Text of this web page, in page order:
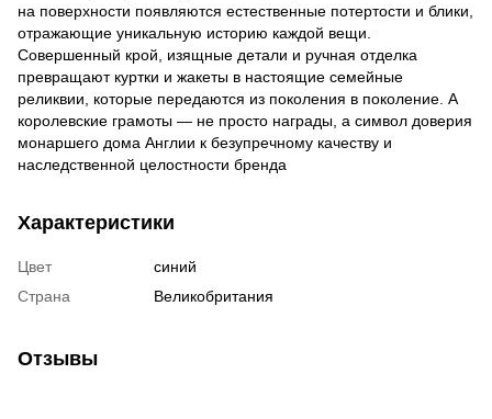
на поверхности появляются естественные потертости и блики,
отражающие уникальную историю каждой вещи.
Совершенный крой, изящные детали и ручная отделка
превращают куртки и жакеты в настоящие семейные
реликвии, которые передаются из поколения в поколение. А
королевские грамоты — не просто награды, а символ доверия
монаршего дома Англии к безупречному качеству и
наследственной целостности бренда
Характеристики
Цвет
синий
Страна
Великобритания
Отзывы